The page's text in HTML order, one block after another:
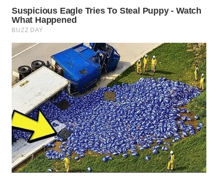
SEMARANG
SOLO
WN
BOROBUDUR
WN
MADURA
WN
SURABAYA